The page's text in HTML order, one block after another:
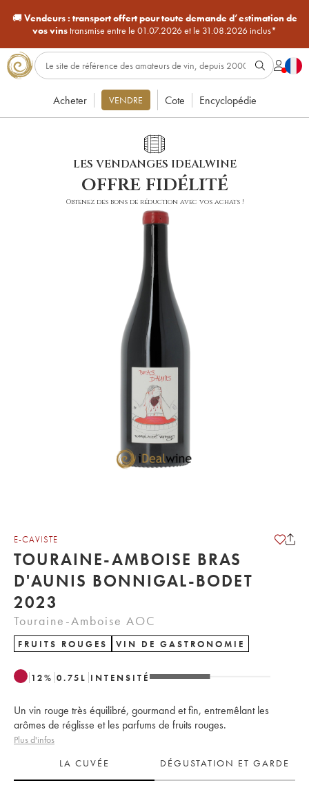
🚚Vendeurs : transport offert pour toute demande d’estimation de
vos vinstransmise entre le 01.07.2026 et le 31.08.2026 inclus*
Acheter VENDRE Cote Encyclopédie
LES VENDANGES IDEALWINE
offre fidélité
Obtenez des bons de réduction avec vos achats !
E-CAVISTE
TOURAINE-AMBOISE BRAS
D'AUNIS BONNIGAL-BODET
2023
Touraine-Amboise AOC
FRUITS ROUGES VIN DE GASTRONOMIE
12% 0.75 L INTENSITÉ
Un vin rouge très équilibré, gourmand et fin, entremêlant les
arômes de réglisse et les parfums de fruits rouges.
Plus d'infos
LA CUVÉE
DÉGUSTATION ET GARDE